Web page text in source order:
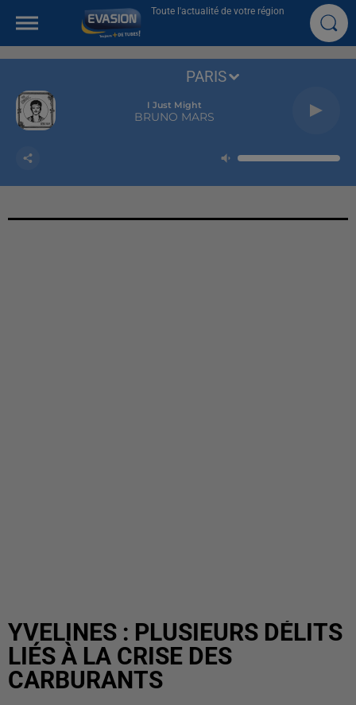
Toute l'actualité de votre région
I Just Might
BRUNO MARS
PARIS
YVELINES : PLUSIEURS DÉLITS
LIÉS À LA CRISE DES
CARBURANTS